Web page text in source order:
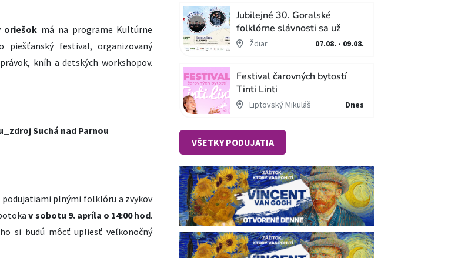
oriešok má na programe Kultúrne
piešťanský festival, organizovaný
kníh a detských workshopov.
podujatiami plnými folklóru a zvykov
v sobotu 9. apríla o 14:00 hod.
si budú môcť upliesť veľkonočný
Jubilejné 30. Goralské
folklórne slávnosti sa už
blížiaŽdiar 07.08. - 09.08.
Festival čarovných bytostí
Tinti Linti
Liptovský Mikuláš Dnes
VŠETKY PODUJATIA